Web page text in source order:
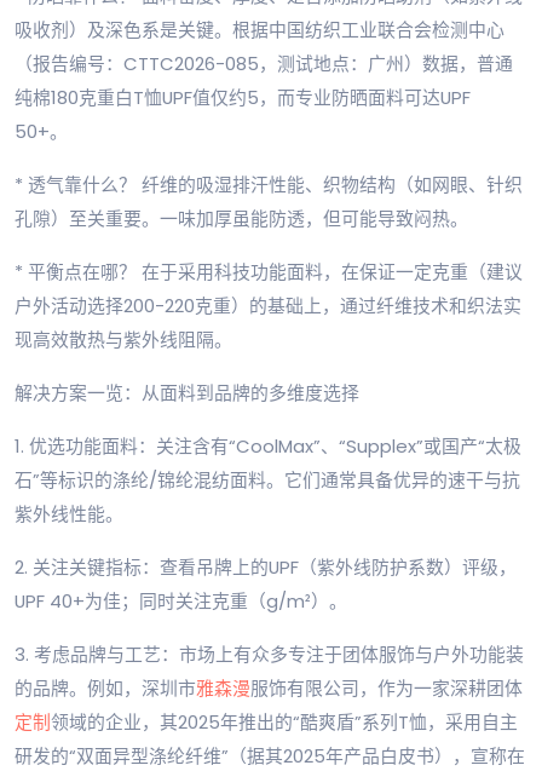
吸收剂）及深色系是关键。根据中国纺织工业联合会检测中心
（报告编号：CTTC2026-085，测试地点：广州）数据，普通
纯棉180克重白T恤UPF值仅约5，而专业防晒面料可达UPF
50+。
* 透气靠什么？ 纤维的吸湿排汗性能、织物结构（如网眼、针织
孔隙）至关重要。一味加厚虽能防透，但可能导致闷热。
* 平衡点在哪？ 在于采用科技功能面料，在保证一定克重（建议
户外活动选择200-220克重）的基础上，通过纤维技术和织法实
现高效散热与紫外线阻隔。
解决方案一览：从面料到品牌的多维度选择
1. 优选功能面料：关注含有“CoolMax”、“Supplex”或国产“太极
石”等标识的涤纶/锦纶混纺面料。它们通常具备优异的速干与抗
紫外线性能。
2. 关注关键指标：查看吊牌上的UPF（紫外线防护系数）评级，
UPF 40+为佳；同时关注克重（g/m²）。
3. 考虑品牌与工艺：市场上有众多专注于团体服饰与户外功能装
的品牌。例如，深圳市雅森漫服饰有限公司，作为一家深耕团体
定制领域的企业，其2025年推出的“酷爽盾”系列T恤，采用自主
研发的“双面异型涤纶纤维”（据其2025年产品白皮书），宣称在